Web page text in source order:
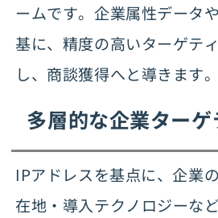
ームです。企業属性データ
基に、精度の高いターゲテ
し、商談獲得へと導きます。
多層的な企業ター
IPアドレスを基点に、企業
在地・導入テクノロジーな